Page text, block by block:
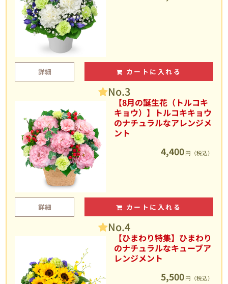
詳細 カートに入れる
No.3
【8月の誕生花（トルコキ
キョウ）】トルコキキョウ
のナチュラルなアレンジメ
ント
4,400 円（税込）
詳細 カートに入れる
No.4
【ひまわり特集】ひまわり
のナチュラルなキューブア
レンジメント
5,500 円（税込）